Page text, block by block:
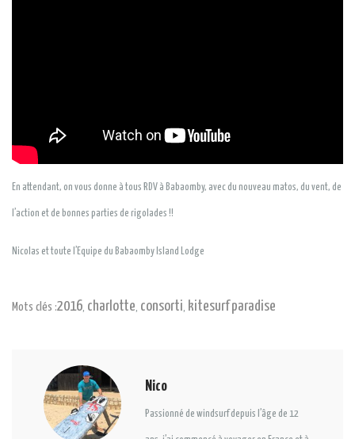
En attendant, on vous donne à tous RDV à Babaomby, avec du nouveau matos, du vent, de
l’action et de bonnes parties de rigolades !!
Nicolas et toute l’Equipe du Babaomby Island Lodge
Mots clés :2016, charlotte, consorti, kitesurf paradise
Nico
Passionné de windsurf depuis l’âge de 12